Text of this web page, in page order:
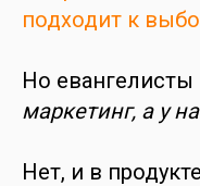
подходит к
Но евангелисты
маркетинг, а у
Нет, и в